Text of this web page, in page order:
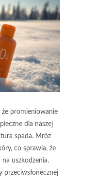
że promieniowanie
dla naszej
spada. Mróz
co sprawia, że
uszkodzenia.
przeciwsłonecznej